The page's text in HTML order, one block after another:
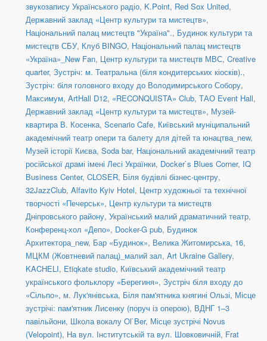
звукозапису Українського радіо, K.Point, Red Sox United,
Державний заклад «Центр культури та мистецтв»,
Національний палац мистецтв "Україна"., Будинок культури та
мистецтв СБУ, Клуб BINGO, Національний палац мистецтв
«Україна»_New Fan, Центр культури та мистецтв МВС, Creative
quarter, Зустріч: м. Театральна (біля кондитерських кіосків).,
Зустріч: біля головного входу до Володимирського Собору,
Максимум, ArtHall D12, «RECONQUISTA» Club, ТАО Event Hall,
Державний заклад «Центр культури та мистецтв», Музей-
квартира В. Косенка, Scenario Cafe, Київський муніципальний
академічний театр опери та балету для дітей та юнацтва_new,
Музей історії Києва, Soda bar, Національний академічний театр
російської драмі імені Лесі Українки, Docker`s Blues Corner, IQ
Business Center, CLOSER, Біля будівлі бізнес-центру,
32JazzClub, Alfavito Kyiv Hotel, Центр художньої та технічної
творчості «Печерськ», Центр культури та мистецтв
Дніпровського району, Український малий драматичний театр,
Конференц-хол «Депо», Docker-G pub, Будинок
Архитектора_new, Бар «Будинок», Велика Житомирська, 16,
МЦКМ (Жовтневий палац)_малий зал, Art Ukraine Gallery,
KACHELI, Etiqkate studio, Київський академічний театр
українського фольклору «Берегиня», Зустріч біля входу до
«Сільпо», м. Лук'янівська, Біля пам'ятника княгині Ользі, Місце
зустрічі: пам'ятник Лисенку (поруч із оперою), ВДНГ 1–3
павільйони, Школа вокалу Ol`Ber, Місце зустрічі Novus
(Velopoint), На вул. Інститутській та вул. Шовковичній, Frat